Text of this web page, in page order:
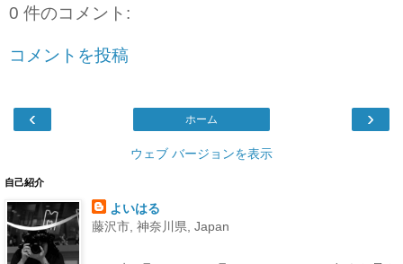
0 件のコメント:
コメントを投稿
‹ ›
ホーム
ウェブ バージョンを表示
自己紹介
よいはる
藤沢市, 神奈川県, Japan